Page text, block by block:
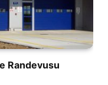
Randevusu